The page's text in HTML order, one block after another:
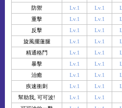
防禦
Lv.1 Lv.1
重擊
Lv.1 Lv.1
反擊
Lv.1 Lv.1
旋風擺蓮腿
Lv.1 Lv.1
精通格鬥
Lv.1 Lv.1
暴擊
Lv.1 Lv.1
治癒
Lv.1 Lv.1
疾速衝刺
Lv.1 Lv.1
幫助我, 可可波!
Lv.1
Lv.1